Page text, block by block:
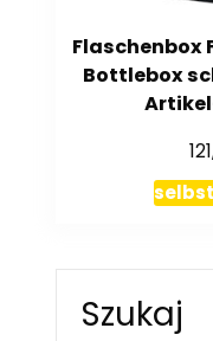
Flaschenbox
Bottlebox
Szukaj